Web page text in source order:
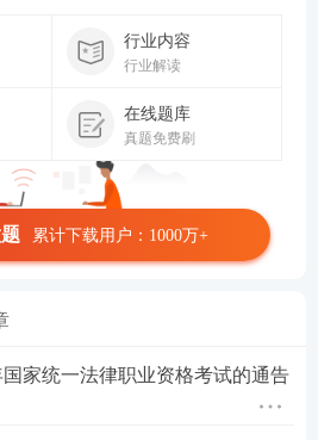
行业内容
行业解读
在线题库
真题免费刷
累计下载用户：1000万+
家统一法律职业资格考试的通告